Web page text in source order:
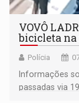
VOVÔ
bicicleta na
Polícia
Informações
passadas via